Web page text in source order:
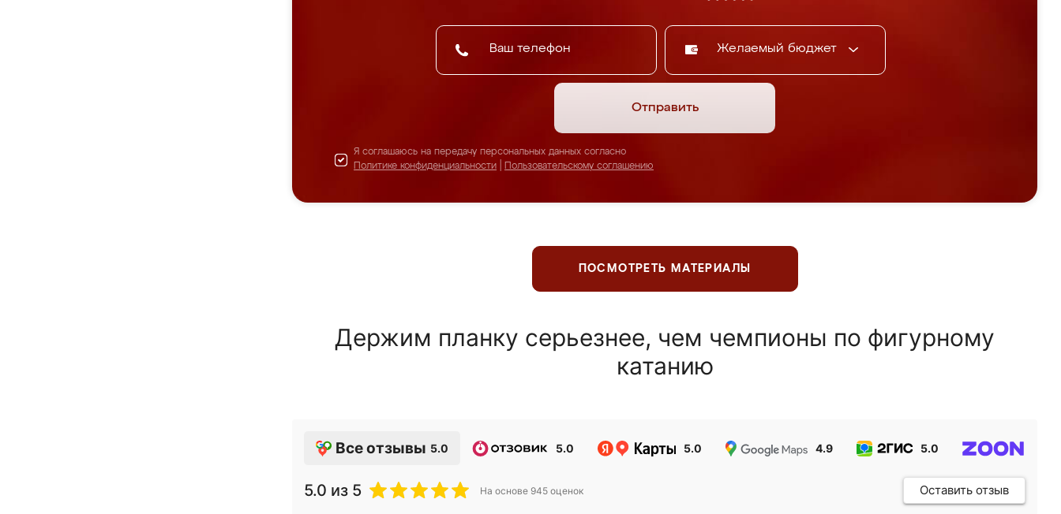
Желаемый бюджет
Отправить
Я соглашаюсь на передачу персональных данных согласно
Политике конфиденциальности
Пользовательскому соглашению
ПОСМОТРЕТЬ МАТЕРИАЛЫ
Держим планку серьезнее, чем чемпионы по фигурному
катанию
Все отзывы 5.0 5.0 5.0 4.9 5.0
5.0 из 5 На основе 945 оценок Оставить отзыв